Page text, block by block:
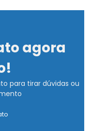
agora
para tirar dúvidas ou